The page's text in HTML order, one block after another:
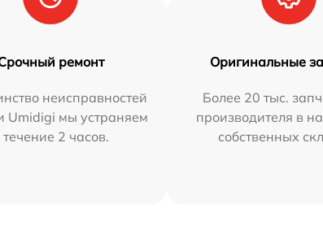
ремонт
неисправностей
Umidigi мы устраняем
течение 2 часов.
Оригинальные
Более 20 тыс.
производителя в
собственных